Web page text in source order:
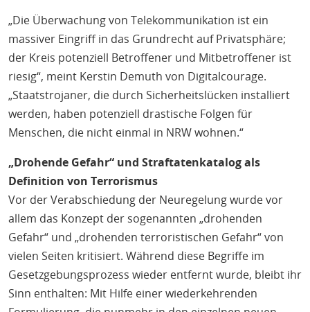
„Die Überwachung von Telekommunikation ist ein
massiver Eingriff in das Grundrecht auf Privatsphäre;
der Kreis potenziell Betroffener und Mitbetroffener ist
riesig“, meint Kerstin Demuth von Digitalcourage.
„Staatstrojaner, die durch Sicherheitslücken installiert
werden, haben potenziell drastische Folgen für
Menschen, die nicht einmal in NRW wohnen.“
„Drohende Gefahr“ und Straftatenkatalog als
Definition von Terrorismus
Vor der Verabschiedung der Neuregelung wurde vor
allem das Konzept der sogenannten „drohenden
Gefahr“ und „drohenden terroristischen Gefahr“ von
vielen Seiten kritisiert. Während diese Begriffe im
Gesetzgebungsprozess wieder entfernt wurde, bleibt ihr
Sinn enthalten: Mit Hilfe einer wiederkehrenden